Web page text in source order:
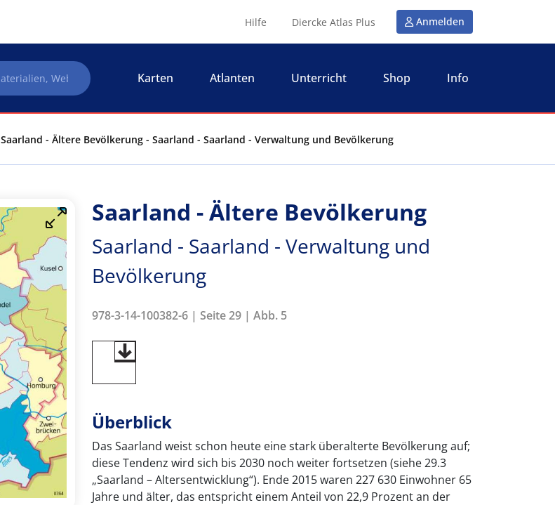
Hilfe Diercke Atlas Plus Anmelden
Karten Atlanten Unterricht Shop Info
Saarland - Ältere Bevölkerung - Saarland - Saarland - Verwaltung und Bevölkerung
Saarland - Ältere Bevölkerung
Saarland - Saarland - Verwaltung und
Bevölkerung
978-3-14-100382-6 | Seite 29 | Abb. 5
Überblick
Das Saarland weist schon heute eine stark überalterte Bevölkerung auf;
diese Tendenz wird sich bis 2030 noch weiter fortsetzen (siehe 29.3
„Saarland – Altersentwicklung“). Ende 2015 waren 227 630 Einwohner 65
Jahre und älter, das entspricht einem Anteil von 22,9 Prozent an der